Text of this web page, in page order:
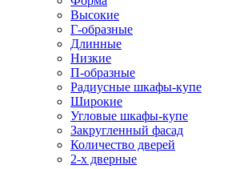
Высокие
Г-образные
Длинные
Низкие
П-образные
Радиусные шкафы-купе
Широкие
Угловые шкафы-купе
Закругленный фасад
Количество дверей
2-х дверные